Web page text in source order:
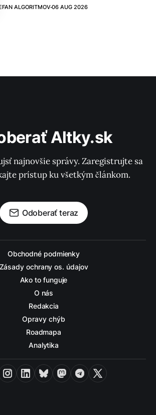
ALGORITMOV06 AUG 2026
Altky.sk
najnovšie správy. Zaregistrujte sa
prístup ku všetkým článkom.
Odoberať teraz
Obchodné podmienky
Zásady ochrany os. údajov
Ako to funguje
O nás
Redakcia
Opravy chýb
Roadmapa
Analytika
InstagramLinkedInBlueskyMastodon
Telegram
X